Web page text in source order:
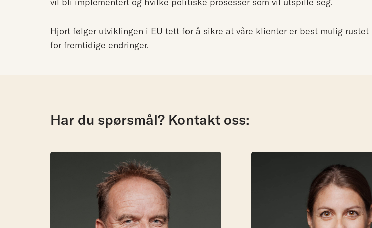
vil bli implementert og hvilke politiske prosesser som vil utspille seg.
Hjort følger utviklingen i EU tett for å sikre at våre klienter er best mulig rustet
for fremtidige endringer.
Har du spørsmål? Kontakt oss: